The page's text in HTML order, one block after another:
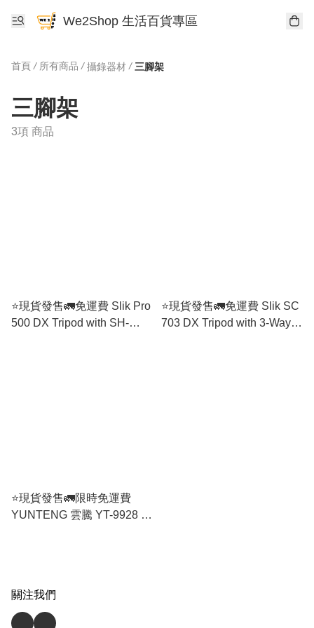
We2Shop 生活百貨專區
首頁 / 所有商品 / 攝錄器材 / 三腳架
三腳架
3項 商品
⭐️現貨發售🚛免運費 Slik Pro
500 DX Tripod with SH-
⭐️現貨發售🚛免運費 Slik SC
703 DX Tripod with 3-Way
⭐️現貨發售🚛限時免運費
YUNTENG 雲騰 YT-9928 自
關注我們